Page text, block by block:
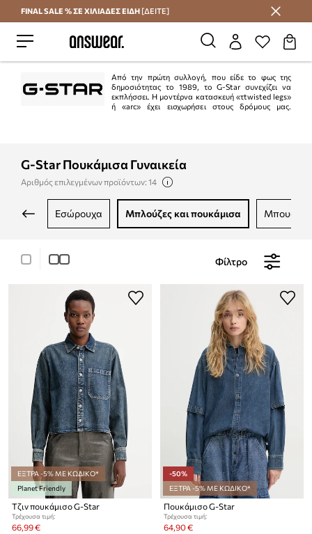
Εξοικονομήστε με το Answear Club
FINAL SALE % ΣΕ ΧΙΛΙΑΔΕΣ ΕΙΔΗ [ΔΕΙΤΕ]
Από την πρώτη συλλογή, που είδε το φως της
δημοσιότητας το 1989, το G-Star συνεχίζει να
εκπλήσσει. Η μοντέρνα κατασκευή «τtwisted legs»
ή «arc» έχει εισχωρήσει στους δρόμους μας.
G-Star Πουκάμισα Γυναικεία
Αριθμός επιλεγμένων προϊόντων: 14
εσώρουχα μπλούζες και πουκάμισα μπουφάν
Φίλτρο
ΕΞΤΡΑ -5% ΜΕ ΚΩΔΙΚΟ*
Planet Friendly
Τζιν πουκάμισο G-Star
Τρέχουσα τιμή:
66,99 €
-50%
ΕΞΤΡΑ -5% ΜΕ ΚΩΔΙΚΟ*
Πουκάμισο G-Star
Τρέχουσα τιμή:
64,90 €